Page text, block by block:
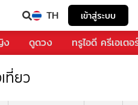
TH เข้าสู่ระบบ
ง ดูดวง ทรูไอดี ครีเอเตอ
ที่ยว